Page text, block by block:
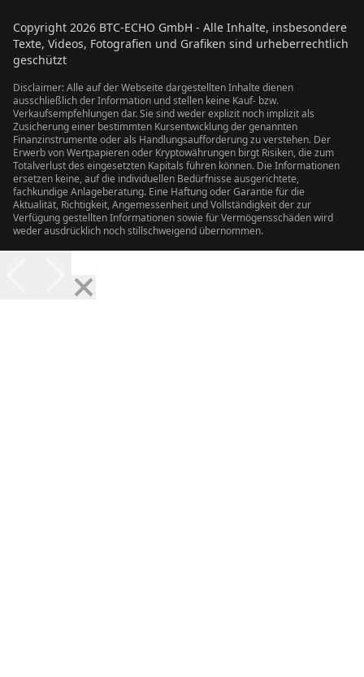
Copyright 2026 BTC-ECHO GmbH - Alle Inhalte, insbesondere
Texte, Videos, Fotografien und Grafiken sind urheberrechtlich
geschützt
Disclaimer: Alle auf der Webseite dargestellten Inhalte dienen
ausschließlich der Information und stellen keine Kauf- bzw.
Verkaufsempfehlungen dar. Sie sind weder explizit noch implizit als
Zusicherung einer bestimmten Kursentwicklung der genannten
Finanzinstrumente oder als Handlungsaufforderung zu verstehen. Der
Erwerb von Wertpapieren oder Kryptowährungen birgt Risiken, die zum
Totalverlust des eingesetzten Kapitals führen können. Die Informationen
ersetzen keine, auf die individuellen Bedürfnisse ausgerichtete,
fachkundige Anlageberatung. Eine Haftung oder Garantie für die
Aktualität, Richtigkeit, Angemessenheit und Vollständigkeit der zur
Verfügung gestellten Informationen sowie für Vermögensschäden wird
weder ausdrücklich noch stillschweigend übernommen.